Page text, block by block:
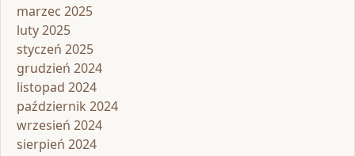
marzec 2025
luty 2025
styczeń 2025
grudzień 2024
listopad 2024
październik 2024
wrzesień 2024
sierpień 2024